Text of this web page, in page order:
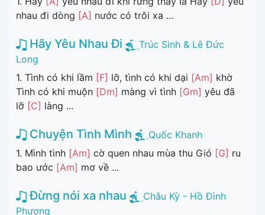
nhau đi dòng [A] nước có trôi xa ...
Hãy Yêu Nhau Đi
Trúc Sinh & Lê Đức
Long
1. Tình có khi lầm [F] lỡ, tình có khi dại [Am] khờ
Tình có khi muộn [Dm] màng vì tình [Gm] yêu đã
lỡ [C] làng ...
Chuyện Tình Mình
Quốc Khanh
1. Mình tình [Am] cờ quen nhau mùa thu Gió [G] ru
bao ước [Am] mơ về ...
Đừng nói xa nhau
Châu Kỳ - Hồ Đình
Phương